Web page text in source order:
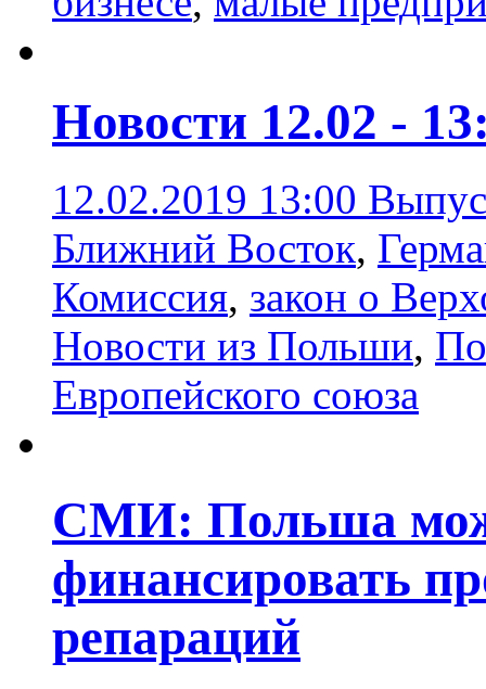
Новости 12.02 -
12.02.2019 13:00
Ближний Восток,
Комиссия, закон о
Новости из Польши,
Европейского союза
СМИ: Польша
финансировать
репараций